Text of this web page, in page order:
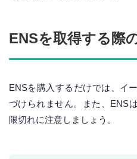
ENSを取得する際
ENSを購入するだけでは、イ
づけられません。また、ENS
限切れに注意しましょう。